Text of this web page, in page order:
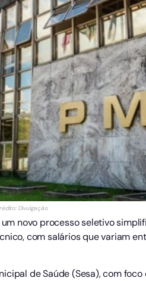
Divulgação
novo processo seletivo
com salários que variam
de Saúde (Sesa), com